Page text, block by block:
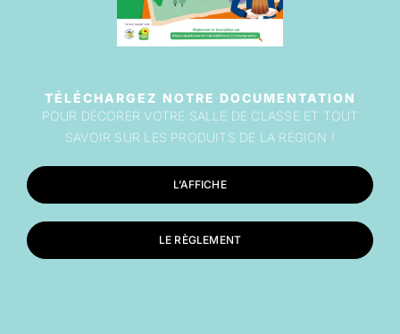
TÉLÉCHARGEZ NOTRE DOCUMENTATION
POUR DÉCORER VOTRE SALLE DE CLASSE ET TOUT
SAVOIR SUR LES PRODUITS DE LA RÉGION !
L’AFFICHE
LE RÈGLEMENT